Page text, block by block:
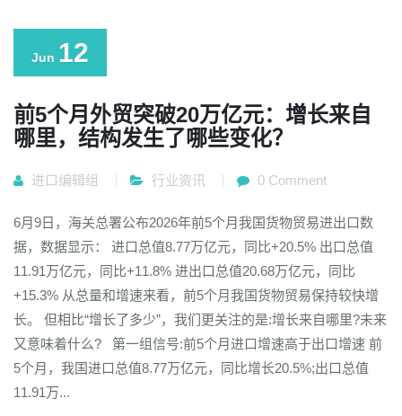
Jun 12
前5个月外贸突破20万亿元：增长来自
哪里，结构发生了哪些变化？
进口编辑组 行业资讯 0 Comment
6月9日，海关总署公布2026年前5个月我国货物贸易进出口数
据，数据显示： 进口总值8.77万亿元，同比+20.5% 出口总值
11.91万亿元，同比+11.8% 进出口总值20.68万亿元，同比
+15.3% 从总量和增速来看，前5个月我国货物贸易保持较快增
长。 但相比“增长了多少”，我们更关注的是:增长来自哪里?未来
又意味着什么? 第一组信号:前5个月进口增速高于出口增速 前
5个月，我国进口总值8.77万亿元，同比增长20.5%;出口总值
11.91万...